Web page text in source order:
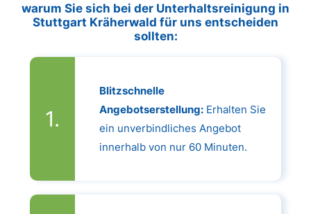
warum Sie sich bei der Unterhaltsreinigung in
Stuttgart Kräherwald für uns entscheiden
sollten:
Blitzschnelle
Angebotserstellung:Erhalten Sie
ein unverbindliches Angebot
innerhalb von nur 60 Minuten.